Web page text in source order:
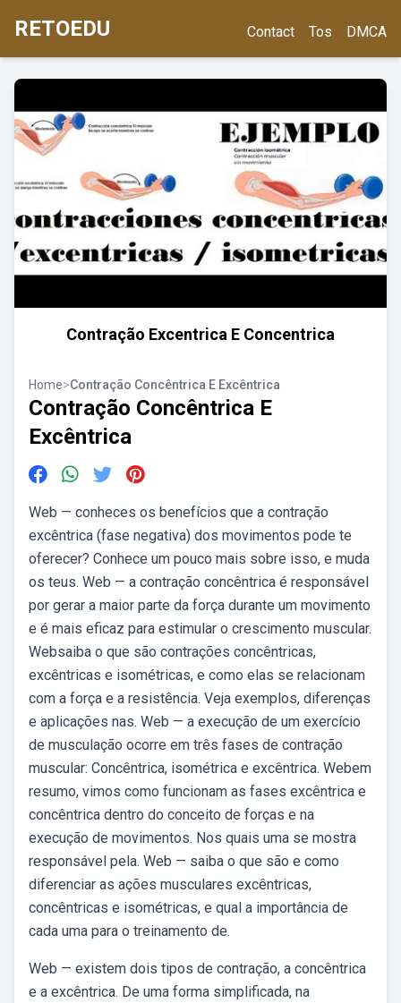
RETOEDU Contact Tos DMCA
Contração Excentrica E Concentrica
Home>Contração Concêntrica E Excêntrica
Contração Concêntrica E
Excêntrica
Web — conheces os benefícios que a contração
excêntrica (fase negativa) dos movimentos pode te
oferecer? Conhece um pouco mais sobre isso, e muda
os teus. Web — a contração concêntrica é responsável
por gerar a maior parte da força durante um movimento
e é mais eficaz para estimular o crescimento muscular.
Websaiba o que são contrações concêntricas,
excêntricas e isométricas, e como elas se relacionam
com a força e a resistência. Veja exemplos, diferenças
e aplicações nas. Web — a execução de um exercício
de musculação ocorre em três fases de contração
muscular: Concêntrica, isométrica e excêntrica. Webem
resumo, vimos como funcionam as fases excêntrica e
concêntrica dentro do conceito de forças e na
execução de movimentos. Nos quais uma se mostra
responsável pela. Web — saiba o que são e como
diferenciar as ações musculares excêntricas,
concêntricas e isométricas, e qual a importância de
cada uma para o treinamento de.
Web — existem dois tipos de contração, a concêntrica
e a excêntrica. De uma forma simplificada, na